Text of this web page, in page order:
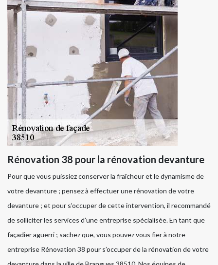
Rénovation 38 pour la rénovation devanture
Pour que vous puissiez conserver la fraîcheur et le dynamisme de
votre devanture ; pensez à effectuer une rénovation de votre
devanture ; et pour s’occuper de cette intervention, il recommandé
de solliciter les services d’une entreprise spécialisée. En tant que
façadier aguerri ; sachez que, vous pouvez vous fier à notre
entreprise Rénovation 38 pour s’occuper de la rénovation de votre